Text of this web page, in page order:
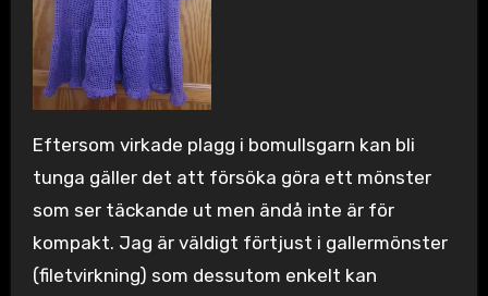
Eftersom virkade plagg i bomullsgarn kan bli
tunga gäller det att försöka göra ett mönster
som ser täckande ut men ändå inte är för
kompakt. Jag är väldigt förtjust i gallermönster
(filetvirkning) som dessutom enkelt kan